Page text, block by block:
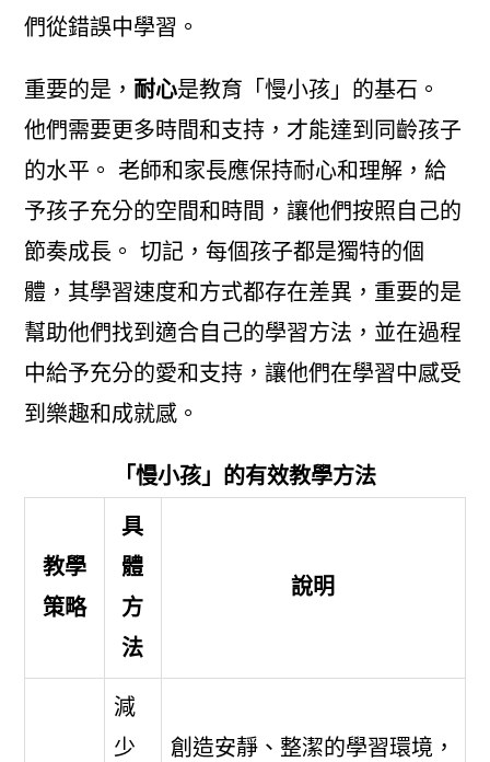
們從錯誤中學習。
重要的是， 耐心是教育「慢小孩」的基石。
他們需要更多時間和支持，才能達到同齡孩子
的水平。 老師和家長應保持耐心和理解，給
予孩子充分的空間和時間，讓他們按照自己的
節奏成長。 切記，每個孩子都是獨特的個
體，其學習速度和方式都存在差異，重要的是
幫助他們找到適合自己的學習方法，並在過程
中給予充分的愛和支持，讓他們在學習中感受
到樂趣和成就感。
「慢小孩」的有效教學方法
教學
策略
具
體
方
法
說明
減
少
創造安靜、整潔的學習環境，